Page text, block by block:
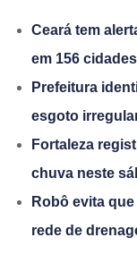
Ceará tem
em 156
Prefeitura
esgoto
Fortaleza
chuva neste
Robô evita
rede de